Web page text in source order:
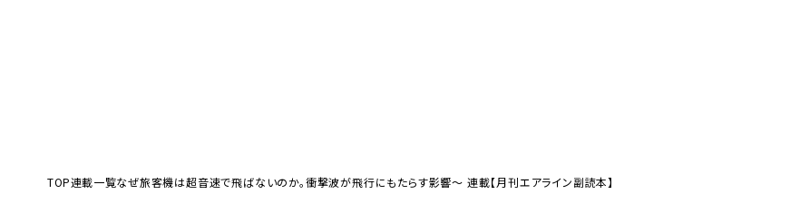
TOP連載一覧なぜ旅客機は超音速で飛ばないのか。衝撃波が飛行にもたらす影響～ 連載【月刊エアライン副読本】